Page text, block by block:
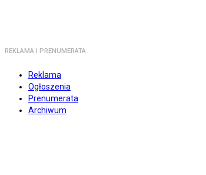
REKLAMA I PRENUMERATA
Reklama
Ogłoszenia
Prenumerata
Archiwum